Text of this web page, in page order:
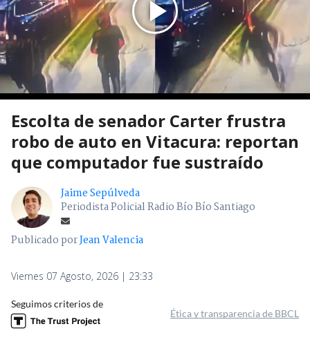
Escolta de senador Carter frustra
robo de auto en Vitacura: reportan
que computador fue sustraído
Jaime Sepúlveda
Periodista Policial Radio Bío Bío Santiago
Publicado porJean Valencia
Viernes 07 Agosto, 2026 | 23:33
Seguimos criterios de
Ética y transparencia de BBCL